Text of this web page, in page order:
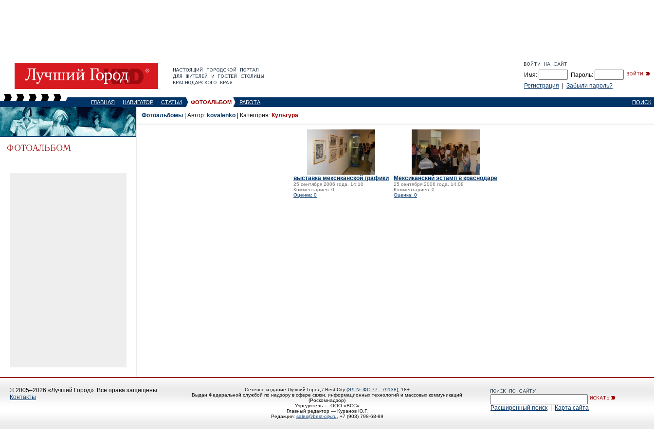
Имя:
Пароль:
Регистрация
Забыли пароль?
ГЛАВНАЯ НАВИГАТОР СТАТЬИ ФОТОАЛЬБОМ РАБОТА ПОИСК
Фотоальбомы | Автор: kovalenko | Категория: Культура
выставка мексиканской графики
25 сентября 2006 года, 14:10
Комментариев: 0
Оценка: 0
Мексиканский эстамп в краснодаре
25 сентября 2006 года, 14:08
Комментариев: 0
Оценка: 0
© 2005–2026 «Лучший Город». Все права защищены.
Контакты
Сетевое издание Лучший Город / Best City (ЭЛ № ФС 77 - 79138), 18+
Выдан Федеральной службой по надзору в сфере связи, информационных технологий и массовых коммуникаций
(Роскомнадзор)
Учредитель — ООО «ВСС»
Главный редактор — Куранов Ю.Г.
Редакция: sales@best-city.ru , +7 (903) 798-68-89
Расширенный поиск Карта сайта